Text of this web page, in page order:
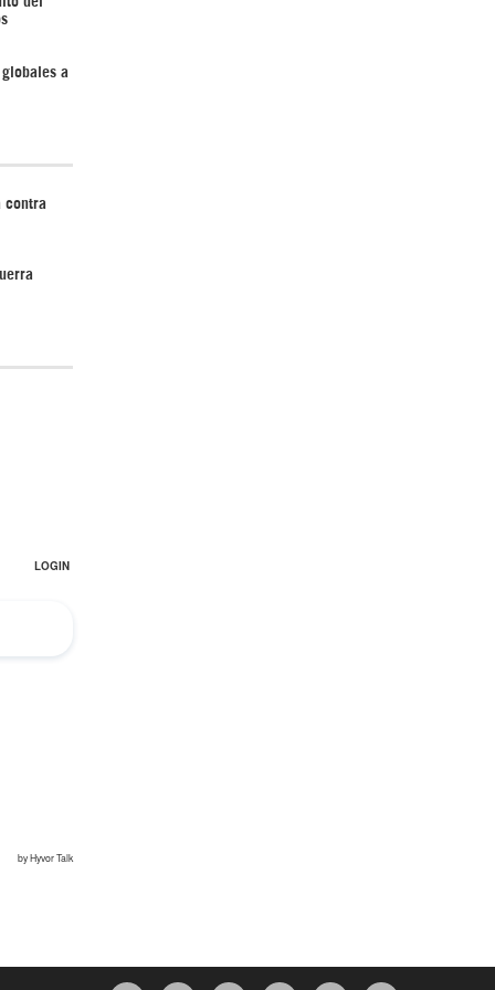
a
contra